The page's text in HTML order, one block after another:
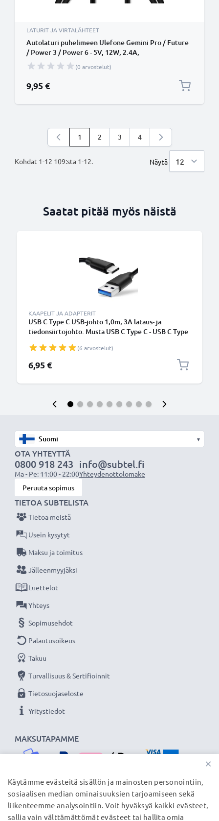
LATURIT JA VIRTALÄHTEET
Autolaturi puhelimeen Ulefone Gemini Pro / Future
/ Power 3 / Power 6 - 5V, 12W, 2.4A,
tupakansytytinlaturin johto 1.1m
(0 arvostelut)
9,95 €
Kohdat 1-12 109:sta 1-12.
Luet parhaillaan sivua
1 Sivu
2 Sivu
3 Sivu
4
Näytä
Saatat pitää myös näistä
KAAPELIT JA ADAPTERIT
USB C Type C USB-johto 1,0m, 3A lataus- ja
tiedonsiirtojohto. Musta USB C Type C - USB C Type
(6 arvostelut)
6,95 €
▾
OTA YHTEYTTÄ
0800 918 243
Ma - Pe: 11:00 - 22:00
info@subtel.fi
Yhteydenottolomake
Peruuta sopimus
MAKSUTAPAMME
TIETOA SUBTELISTA
Tietoa meistä
Usein kysytyt
Maksu ja toimitus
Jälleenmyyjäksi
Luettelot
Yhteys
Sopimusehdot
Palautusoikeus
Takuu
Turvallisuus & Sertifioinnit
Tietosuojaseloste
Yritystiedot
TOIMITUSKUMPPANIMME
×
Käytämme evästeitä sisällön ja mainosten personointiin,
sosiaalisen median ominaisuuksien tarjoamiseen sekä
liikenteemme analysointiin. Voit hyväksyä kaikki evästeet,
sallia vain välttämättömät evästeet tai hallita omia